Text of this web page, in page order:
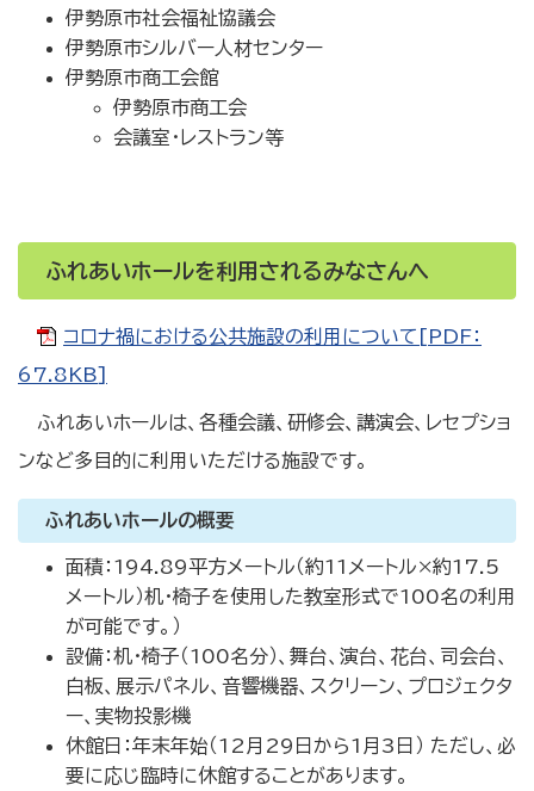
伊勢原市社会福祉協議会
伊勢原市シルバー人材センター
伊勢原市商工会館
伊勢原市商工会
会議室・レストラン等
ふれあいホールを利用されるみなさんへ
コロナ禍における公共施設の利用について[PDF：
67.8KB]
ふれあいホールは、各種会議、研修会、講演会、レセプショ
ンなど多目的に利用いただける施設です。
ふれあいホールの概要
面積：194.89平方メートル（約11メートル×約17.5
メートル）机・椅子を使用した教室形式で100名の利用
が可能です。）
設備：机・椅子（100名分）、舞台、演台、花台、司会台、
白板、展示パネル、音響機器、スクリーン、プロジェクタ
ー、実物投影機
休館日：年末年始（12月29日から1月3日） ただし、必
要に応じ臨時に休館することがあります。